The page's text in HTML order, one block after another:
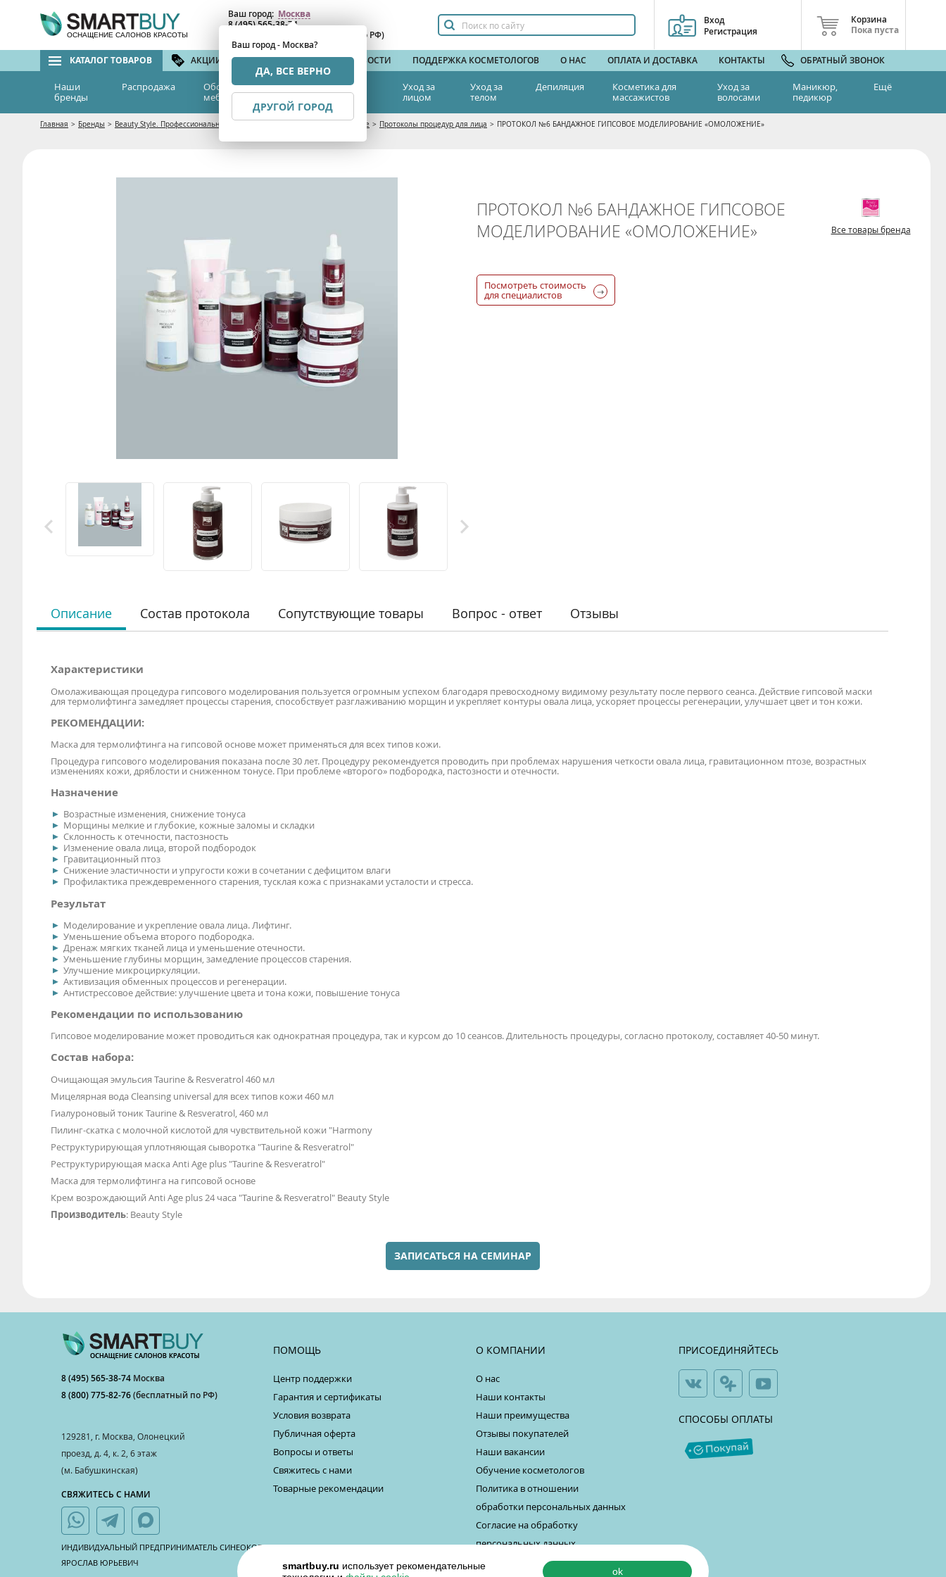
ОСНАЩЕНИЕ САЛОНОВ КРАСОТЫ
Ваш город: Москва
Ваш город - Москва?
ДА, ВСЕ ВЕРНО
ДРУГОЙ ГОРОД
8 (495) 565-38-74
(бесплатный по РФ)
Вход
Регистрация
Корзина
Пока пуста
КАТАЛОГ ТОВАРОВ АКЦИИ И СКИДКИ БРЕНДЫ НОВОСТИ ПОДДЕРЖКА КОСМЕТОЛОГОВ О НАС ОПЛАТА И ДОСТАВКА КОНТАКТЫ ОБРАТНЫЙ ЗВОНОК
Наши
бренды
Распродажа
Оборудование и
мебель
Эстетическая
медицина
Уход за
лицом
Уход за
телом
Депиляция
Косметика для
массажистов
Уход за
волосами
Маникюр,
педикюр
Ещё
Главная > Бренды > Beauty Style. Профессиональная косметика Уход за лицом Beauty Style > Протоколы процедур для лица > ПРОТОКОЛ №6 БАНДАЖНОЕ ГИПСОВОЕ МОДЕЛИРОВАНИЕ «ОМОЛОЖЕНИЕ»
ПРОТОКОЛ №6 БАНДАЖНОЕ ГИПСОВОЕ
МОДЕЛИРОВАНИЕ «ОМОЛОЖЕНИЕ»
Все товары бренда
Посмотреть стоимость
для специалистов
Описание
Характеристики
Омолаживающая процедура гипсового моделирования пользуется огромным успехом благодаря превосходному видимому результату после первого сеанса. Действие гипсовой маски
для термолифтинга замедляет процессы старения, способствует разглаживанию морщин и укрепляет контуры овала лица, ускоряет процессы регенерации, улучшает цвет и тон кожи.
РЕКОМЕНДАЦИИ:
Маска для термолифтинга на гипсовой основе может применяться для всех типов кожи.
Процедура гипсового моделирования показана после 30 лет. Процедуру рекомендуется проводить при проблемах нарушения четкости овала лица, гравитационном птозе, возрастных
изменениях кожи, дряблости и сниженном тонусе. При проблеме «второго» подбородка, пастозности и отечности.
Назначение
Возрастные изменения, снижение тонуса
Морщины мелкие и глубокие, кожные заломы и складки
Склонность к отечности, пастозность
Изменение овала лица, второй подбородок
Гравитационный птоз
Снижение эластичности и упругости кожи в сочетании с дефицитом влаги
Профилактика преждевременного старения, тусклая кожа с признаками усталости и стресса.
Результат
Моделирование и укрепление овала лица. Лифтинг.
Уменьшение объема второго подбородка.
Дренаж мягких тканей лица и уменьшение отечности.
Уменьшение глубины морщин, замедление процессов старения.
Улучшение микроциркуляции.
Активизация обменных процессов и регенерации.
Антистрессовое действие: улучшение цвета и тона кожи, повышение тонуса
Рекомендации по использованию
Гипсовое моделирование может проводиться как однократная процедура, так и курсом до 10 сеансов. Длительность процедуры, согласно протоколу, составляет 40-50 минут.
Состав набора:
Очищающая эмульсия Taurine & Resveratrol 460 мл
Мицелярная вода Cleansing universal для всех типов кожи 460 мл
Гиалуроновый тоник Taurine & Resveratrol, 460 мл
Пилинг-скатка с молочной кислотой для чувствительной кожи "Harmony
Реструктурирующая уплотняющая сыворотка "Taurine & Resveratrol"
Реструктурирующая маска Anti Age plus "Taurine & Resveratrol"
Маска для термолифтинга на гипсовой основе
Крем возрождающий Anti Age plus 24 часа "Taurine & Resveratrol" Beauty Style
Производитель: Beauty Style
ЗАПИСАТЬСЯ НА СЕМИНАР
Состав протокола Сопутствующие товары Вопрос - ответ Отзывы
8 (495) 565-38-74 Москва
8 (800) 775-82-76(бесплатный по РФ)
129281, г. Москва, Олонецкий
проезд, д. 4, к. 2, 6 этаж
(м. Бабушкинская)
СВЯЖИТЕСЬ С НАМИ
ИНДИВИДУАЛЬНЫЙ ПРЕДПРИНИМАТЕЛЬ СИНЕОКОВ
ЯРОСЛАВ ЮРЬЕВИЧ
ПОМОЩЬ
Центр поддержки
Гарантия и сертификаты
Условия возврата
Публичная оферта
Вопросы и ответы
Свяжитесь с нами
Товарные рекомендации
О КОМПАНИИ
О нас
Наши контакты
Наши преимущества
Отзывы покупателей
Наши вакансии
Обучение косметологов
Политика в отношении
обработки персональных данных
Согласие на обработку
персональных данных
ПРИСОЕДИНЯЙТЕСЬ
СПОСОБЫ ОПЛАТЫ
smartbuy.ru использует рекомендательные
ok